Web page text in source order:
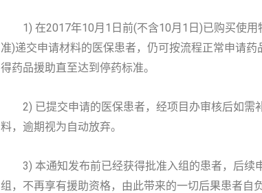
1) 在2017年10月1日前(不含10月1日)已购买使用
准)递交申请材料的医保患者，仍可按流程正常申请
得药品援助直至达到停药标准。
2) 已提交申请的医保患者，经项目办审核后如需
料，逾期视为自动放弃。
3) 本通知发布前已经获得批准入组的患者，后续
组，不再享有援助资格，由此带来的一切后果患者自负